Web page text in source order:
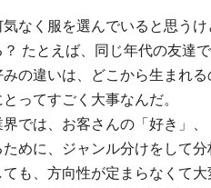
なく服を選んでいると思う
？ たとえば、同じ年代の友達
の違いは、どこから生まれ
ってすごく大事なんだ。
では、お客さんの「好き」
めに、ジャンル分けをして
も、方向性が定まらなくて大